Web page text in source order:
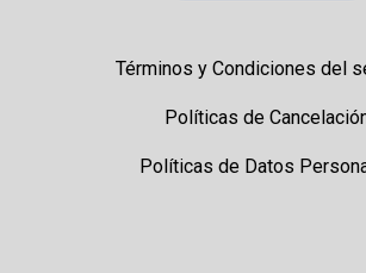
Términos y Condiciones del
Políticas de
Políticas de Datos